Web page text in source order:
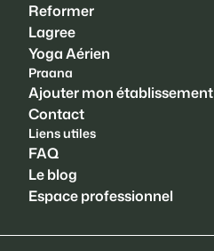
Reformer
Lagree
Yoga Aérien
Praana
Ajouter mon établissement
Contact
Liens utiles
FAQ
Le blog
Espace professionnel